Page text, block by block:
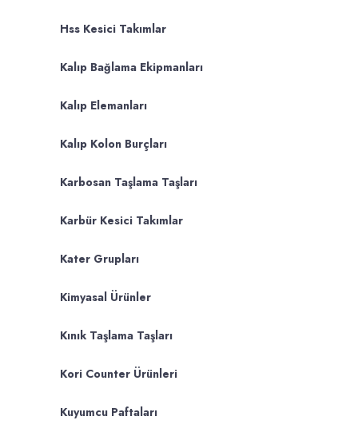
Hss Kesici Takımlar
Kalıp Bağlama Ekipmanları
Kalıp Elemanları
Kalıp Kolon Burçları
Karbosan Taşlama Taşları
Karbür Kesici Takımlar
Kater Grupları
Kimyasal Ürünler
Kınık Taşlama Taşları
Kori Counter Ürünleri
Kuyumcu Paftaları